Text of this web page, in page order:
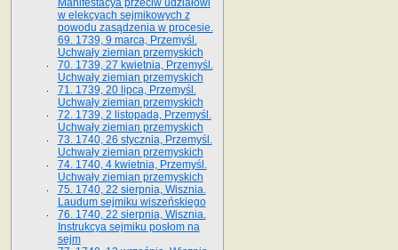
Manifestacya przeciw udziałowi
w elekcyach sejmikowych z
powodu zasądzenia w procesie.
69. 1739, 9 marca, Przemyśl.
Uchwały ziemian przemyskich
70. 1739, 27 kwietnia, Przemyśl.
Uchwały ziemian przemyskich
71. 1739, 20 lipca, Przemyśl.
Uchwały ziemian przemyskich
72. 1739, 2 listopada, Przemyśl.
Uchwały ziemian przemyskich
73. 1740, 26 stycznia, Przemyśl.
Uchwały ziemian przemyskich
74. 1740, 4 kwietnia, Przemyśl.
Uchwały ziemian przemyskich
75. 1740, 22 sierpnia, Wisznia.
Laudum sejmiku wiszeńskiego
76. 1740, 22 sierpnia, Wisznia.
Instrukcya sejmiku posłom na
sejm